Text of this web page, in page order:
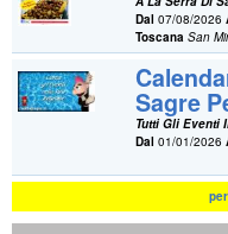
Dal 07/08/2026
Toscana San
Sagre
Tutti Gli Eventi
Dal 01/01/2026